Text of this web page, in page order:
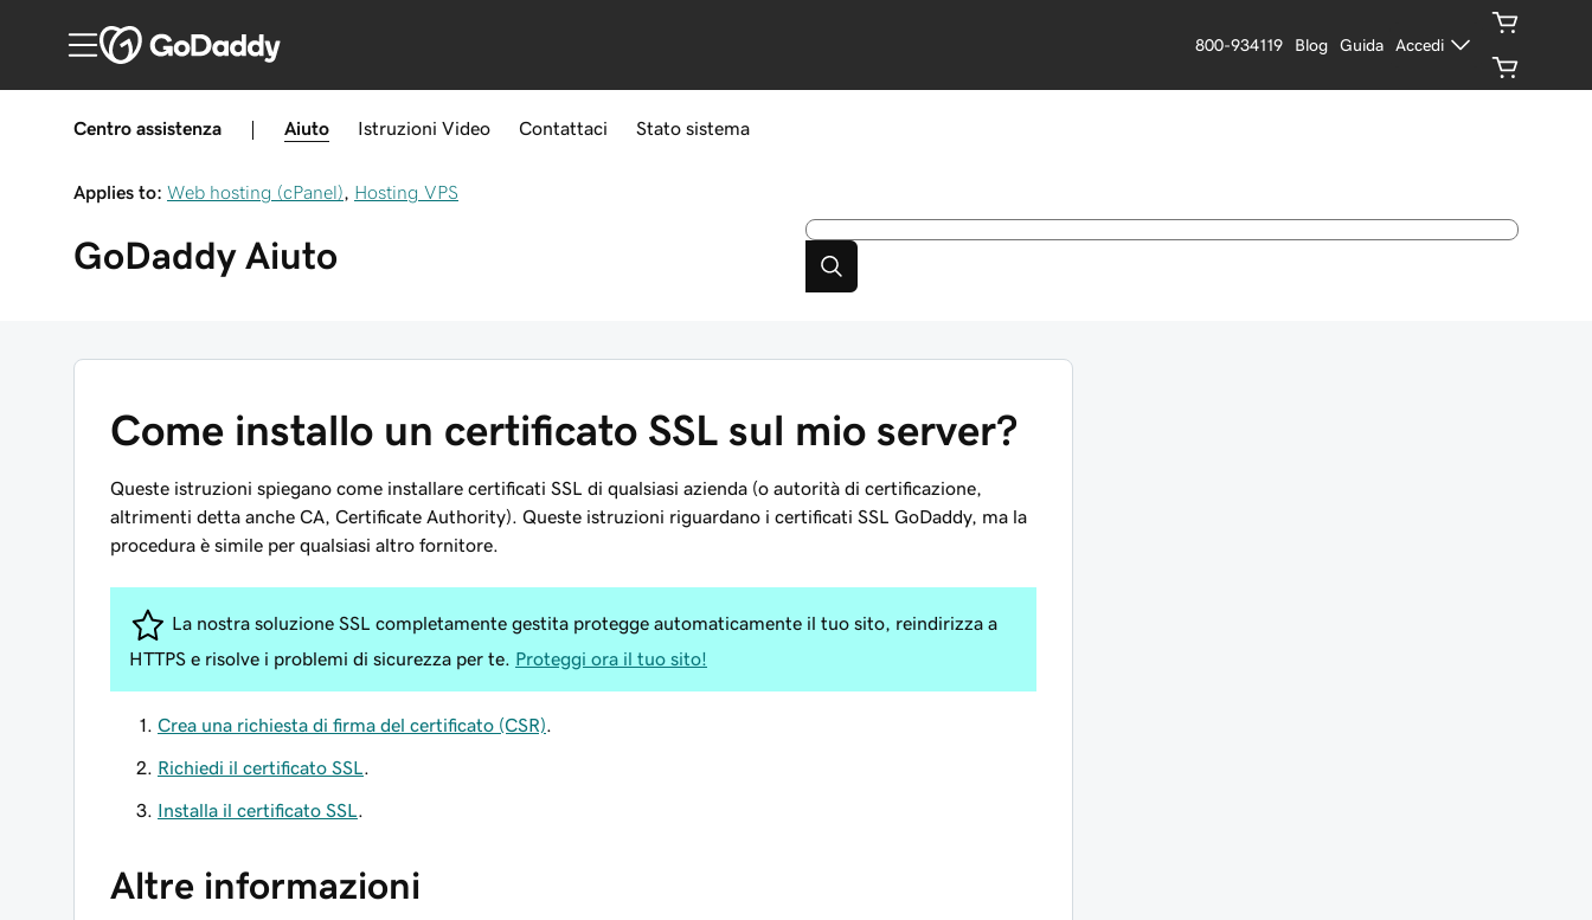
800-934119 Blog Guida Accedi
Centro assistenza Aiuto Istruzioni Video Contattaci Stato sistema
Applies to: Web hosting (cPanel) Hosting VPS
GoDaddy Aiuto
Come installo un certificato SSL sul mio server?
Queste istruzioni spiegano come installare certificati SSL di qualsiasi azienda (o autorità di certificazione,
altrimenti detta anche CA, Certificate Authority). Queste istruzioni riguardano i certificati SSL GoDaddy, ma la
procedura è simile per qualsiasi altro fornitore.
La nostra soluzione SSL completamente gestita protegge automaticamente il tuo sito, reindirizza a
HTTPS e risolve i problemi di sicurezza per te. Proteggi ora il tuo sito!
Crea una richiesta di firma del certificato (CSR)
Richiedi il certificato SSL
Installa il certificato SSL
Altre informazioni